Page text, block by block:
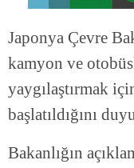
Japonya Çevre
kamyon ve
yaygılaştırmak
başlatıldığını
Bakanlığın